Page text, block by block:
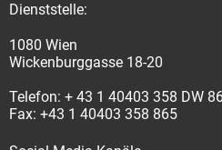
Dienststelle:
1080 Wien
Wickenburggasse 18-20
Telefon: + 43 1 40403 358 DW
Fax: +43 1 40403 358 865